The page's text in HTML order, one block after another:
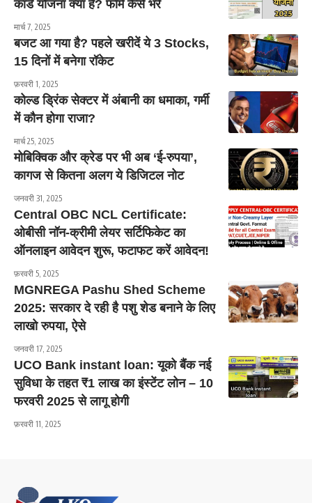
कार्ड योजना क्या है? फॉर्म कैसे भरें
मार्च 7, 2025
बजट आ गया है? पहले खरीदें ये 3 Stocks,
15 दिनों में बनेगा रॉकेट
फ़रवरी 1, 2025
कोल्ड ड्रिंक सेक्टर में अंबानी का धमाका, गर्मी
में कौन होगा राजा?
मार्च 25, 2025
मोबिक्विक और क्रेड पर भी अब ‘ई-रुपया’,
कागज से कितना अलग ये डिजिटल नोट
जनवरी 31, 2025
Central OBC NCL Certificate:
ओबीसी नॉन-क्रीमी लेयर सर्टिफिकेट का
ऑनलाइन आवेदन शुरू, फटाफट करें आवेदन!
फ़रवरी 5, 2025
MGNREGA Pashu Shed Scheme
2025: सरकार दे रही है पशु शेड बनाने के लिए
लाखो रुपया, ऐसे
जनवरी 17, 2025
UCO Bank instant loan: यूको बैंक नई
सुविधा के तहत ₹1 लाख का इंस्टेंट लोन – 10
फरवरी 2025 से लागू होगी
फ़रवरी 11, 2025